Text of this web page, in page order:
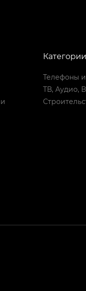
Категории
Телефоны
ТВ, Аудио,